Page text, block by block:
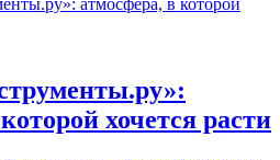
хочется расти